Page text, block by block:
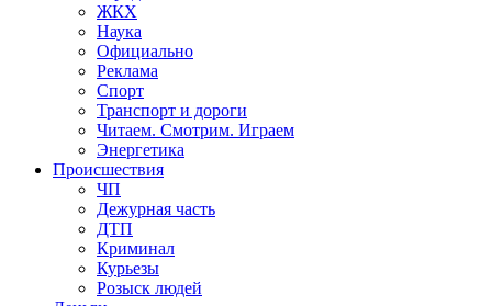
ЖКХ
Наука
Официально
Реклама
Спорт
Транспорт и дороги
Читаем. Смотрим. Играем
Энергетика
Происшествия
ЧП
Дежурная часть
ДТП
Криминал
Курьезы
Розыск людей